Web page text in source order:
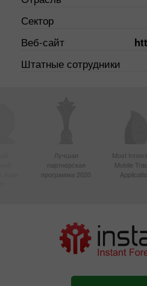
Сектор
Веб-сайт
Штатные сотрудники
Лучшая
партнерская
программа 2020
Most
Mobile